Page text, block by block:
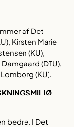
af Det
Kirsten Marie
(KU),
(DTU),
(KU).
bedre. I Det